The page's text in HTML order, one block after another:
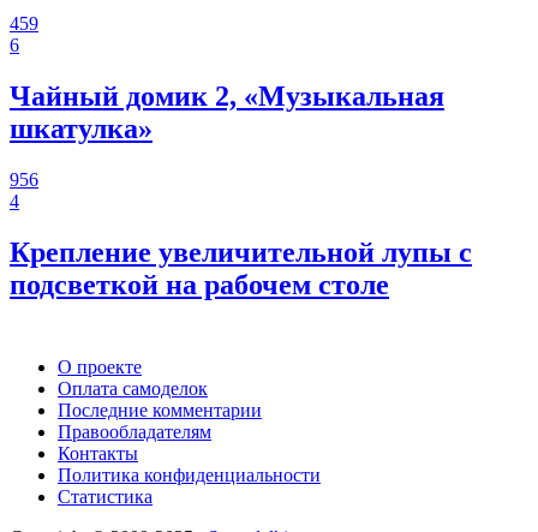
459
6
Чайный домик 2, «Музыкальная
шкатулка»
956
4
Крепление увеличительной лупы с
подсветкой на рабочем столе
О проекте
Оплата самоделок
Последние комментарии
Правообладателям
Контакты
Политика конфиденциальности
Статистика